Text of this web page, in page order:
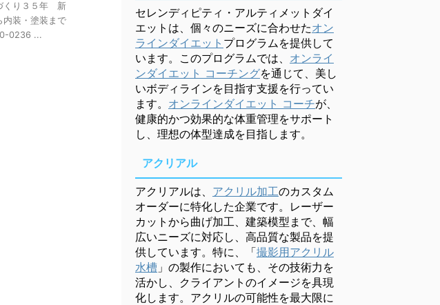
くり３５年 新
内装・塗装まで
0236 ...
セレンディピティ・アルティメットダイ
エットは、個々のニーズに合わせたオン
ラインダイエット プログラムを提供して
います。このプログラムでは、 オンライ
ンダイエット コーチングを通じて、美し
いボディラインを目指す支援を行ってい
ます。 オンラインダイエット コーチが、
健康的かつ効果的な体重管理をサポート
し、理想の体型達成を目指します。
アクリアル
アクリアルは、 アクリル加工のカスタム
オーダーに特化した企業です。レーザー
カットから曲げ加工、建築模型まで、幅
広いニーズに対応し、高品質な製品を提
供しています。特に、「撮影用アクリル
水槽 」の製作においても、その技術力を
活かし、クライアントのイメージを具現
化します。アクリルの可能性を最大限に